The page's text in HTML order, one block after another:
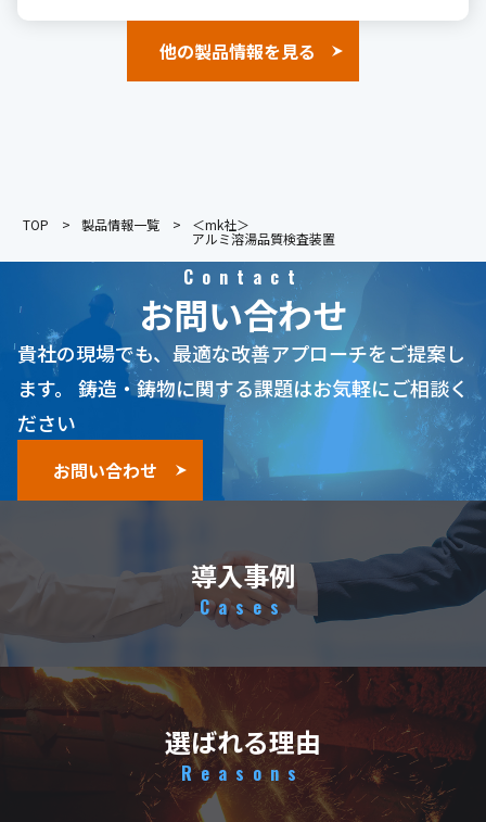
他の製品情報を見る
TOP 製品情報一覧 ＜mk社＞
アルミ溶湯品質検査装置
Contact
お問い合わせ
貴社の現場でも、最適な改善アプローチをご提案し
ます。
鋳造・鋳物に関する課題はお気軽にご相談く
ださい
お問い合わせ
導入事例
Cases
選ばれる理由
Reasons